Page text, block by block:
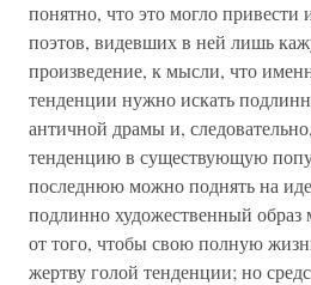
понятно, что это могло
поэтов, видевших в ней лишь
произведение, к мысли, что
тенденции нужно искать
античной драмы и,
тенденцию в существующую
последнюю можно поднять на
подлинно художественный образ
от того, чтобы свою полную
жертву голой тенденции; но